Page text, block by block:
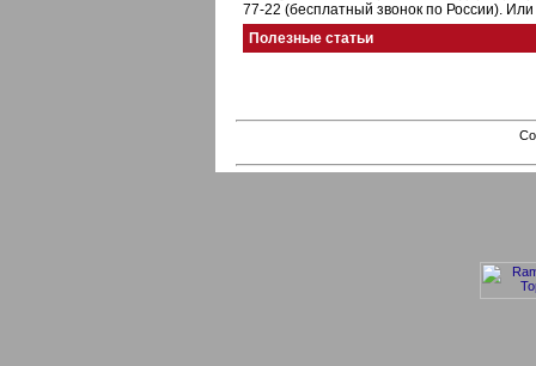
77-22 (бесплатный звонок по России).
Полезные статьи